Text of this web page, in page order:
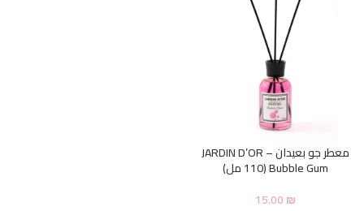
معطر جو بعيدان JARDIN D’OR –
Bubble Gum (110 مل)
15.00₪